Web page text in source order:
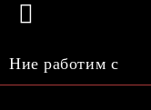
Ние работим с